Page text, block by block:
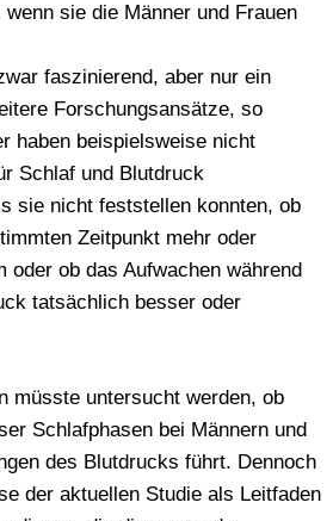
sie die Männer und Frauen
faszinierend, aber nur ein
Forschungsansätze, so
haben beispielsweise nicht
Schlaf und Blutdruck
sie nicht feststellen konnten, ob
Zeitpunkt mehr oder
oder ob das Aufwachen während
tatsächlich besser oder
müsste untersucht werden, ob
Schlafphasen bei Männern und
des Blutdrucks führt. Dennoch
der aktuellen Studie als Leitfaden